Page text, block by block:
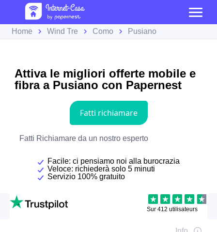
Home Wind Tre Como Pusiano